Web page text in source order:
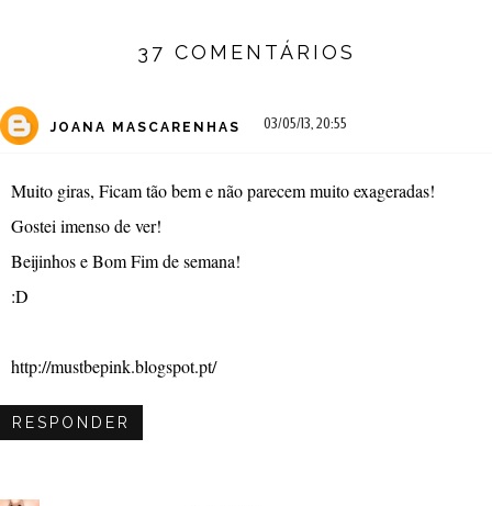
37 COMENTÁRIOS
JOANA MASCARENHAS 03/05/13, 20:55
Muito giras, Ficam tão bem e não parecem muito exageradas!
Gostei imenso de ver!
Beijinhos e Bom Fim de semana!
:D
http://mustbepink.blogspot.pt/
RESPONDER